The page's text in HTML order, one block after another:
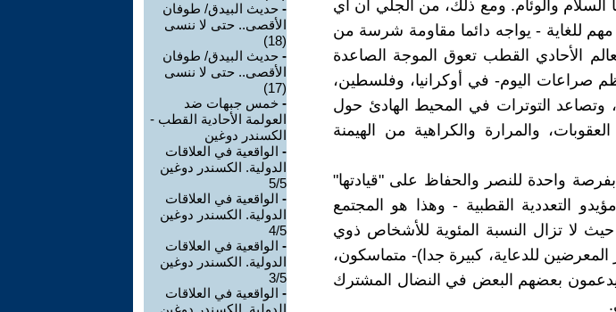
السلام والوئام. ومع ذلك، من الجلي أن أي
مهم للغاية - يواجه دائما مقاومة شرسة من
الأحادي القطب تعوق الموجة الصاعدة
صراعات اليوم- في أوكرانيا، وفلسطين،
التوترات في المحيط الهادئ حول
والمرارة والكراهية من الهيمنة
واحدة للنصر والحفاظ على "قيادتها"
التعددية القطبية - وهذا هو المجتمع
لا تزال النسبة المئوية للأشخاص ذوي
للدعاية، كبيرة جدا)- متماسكون،
ويدعمون بعضهم البعض في النضال المشترك
- حديث البيدق/ طوفان
الأقصى.. حتى لا ننسى
(18)
- حديث البيدق/ طوفان
الأقصى.. حتى لا ننسى
(17)
- خمس جبهات ضد
العولمة الأحادية القطب -
الكسندر دوغين
- الواقعية في العلاقات
الدولية. الكسندر دوغين
5/5
- الواقعية في العلاقات
الدولية. الكسندر دوغين
4/5
- الواقعية في العلاقات
الدولية. الكسندر دوغين
3/5
- الواقعية في العلاقات
الدولية. الكسندر دوغين